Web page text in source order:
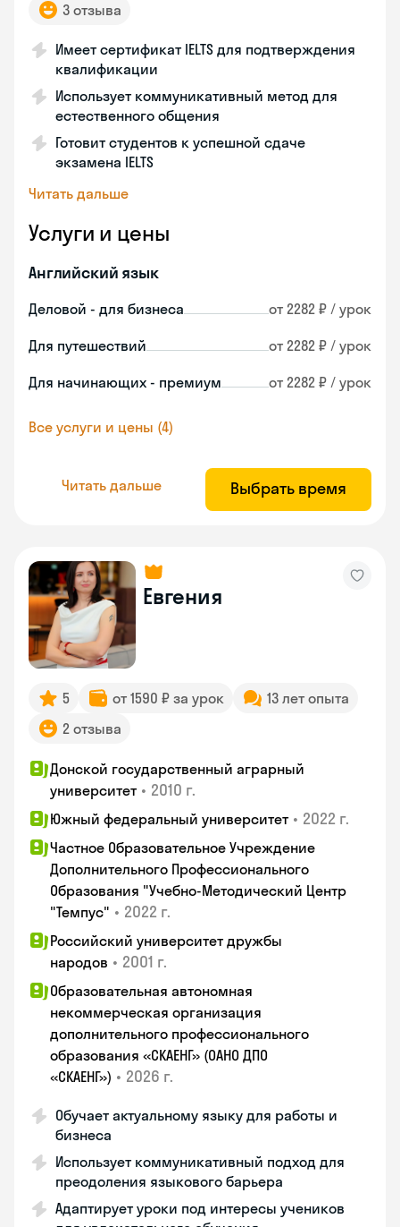
3 отзыва
Имеет сертификат IELTS для подтверждения
квалификации
Использует коммуникативный метод для
естественного общения
Готовит студентов к успешной сдаче
экзамена IELTS
Читать дальше
Услуги и цены
Английский язык
Деловой - для бизнеса от 2282 ₽ / урок
Для путешествий от 2282 ₽ / урок
Для начинающих - премиум от 2282 ₽ / урок
Все услуги и цены (4)
Читать дальше Выбрать время
Евгения
5 от 1590 ₽ за урок
13 лет опыта
2 отзыва
Донской государственный аграрный
университет • 2010 г.
Южный федеральный университет • 2022 г.
Частное Образовательное Учреждение
Дополнительного Профессионального
Образования "Учебно-Методический Центр
"Темпус" • 2022 г.
Российский университет дружбы
народов • 2001 г.
Образовательная автономная
некоммерческая организация
дополнительного профессионального
образования «СКАЕНГ» (ОАНО ДПО
«СКАЕНГ») • 2026 г.
Обучает актуальному языку для работы и
бизнеса
Использует коммуникативный подход для
преодоления языкового барьера
Адаптирует уроки под интересы учеников